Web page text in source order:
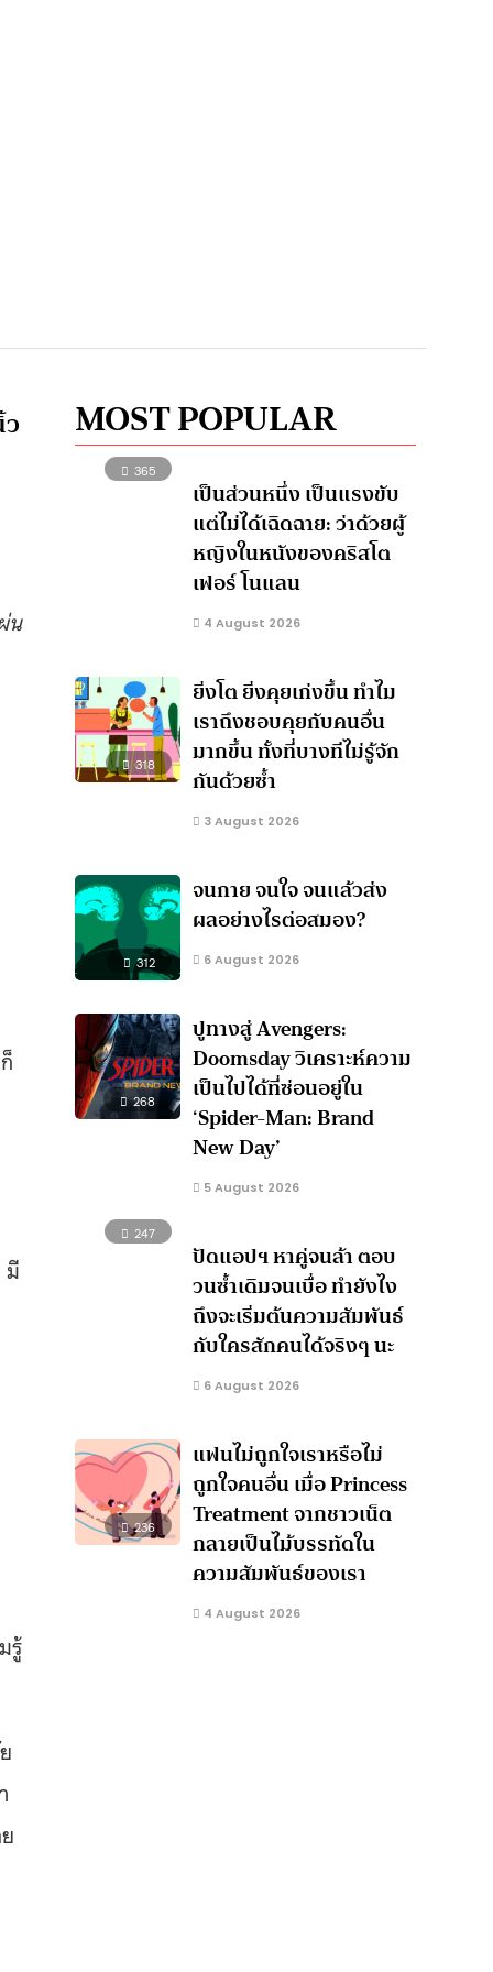
น
มี
รู้
MOST POPULAR
365
เป็นส่วนหนึ่ง เป็นแรงขับ
แต่ไม่ได้เฉิดฉาย: ว่าด้วยผู้
หญิงในหนังของคริสโต
เฟอร์ โนแลน
4 August 2026
318
ยิ่งโต ยิ่งคุยเก่งขึ้น ทำไม
เราถึงชอบคุยกับคนอื่น
มากขึ้น ทั้งที่บางทีไม่รู้จัก
กันด้วยซ้ำ
3 August 2026
312
จนกาย จนใจ จนแล้วส่ง
ผลอย่างไรต่อสมอง?
6 August 2026
268
ปูทางสู่ Avengers:
Doomsday วิเคราะห์ความ
เป็นไปได้ที่ซ่อนอยู่ใน
‘Spider-Man: Brand
New Day’
5 August 2026
247
ปัดแอปฯ หาคู่จนล้า ตอบ
วนซ้ำเดิมจนเบื่อ ทำยังไง
ถึงจะเริ่มต้นความสัมพันธ์
กับใครสักคนได้จริงๆ นะ
6 August 2026
236
แฟนไม่ถูกใจเราหรือไม่
ถูกใจคนอื่น เมื่อ Princess
Treatment จากชาวเน็ต
กลายเป็นไม้บรรทัดใน
ความสัมพันธ์ของเรา
4 August 2026